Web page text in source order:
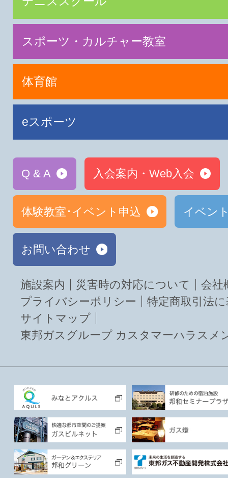
スポーツ・カルチャー教室
体育館
eスポーツ
Q & A 入会案内・Web入会
体験教室･イベント申込 イベン
お問い合わせ
施設案内 災害時の対応について
会社
プライバシーポリシー
特定商取引法
サイトマップ
東邦ガスグループ カスタマーハラスメ